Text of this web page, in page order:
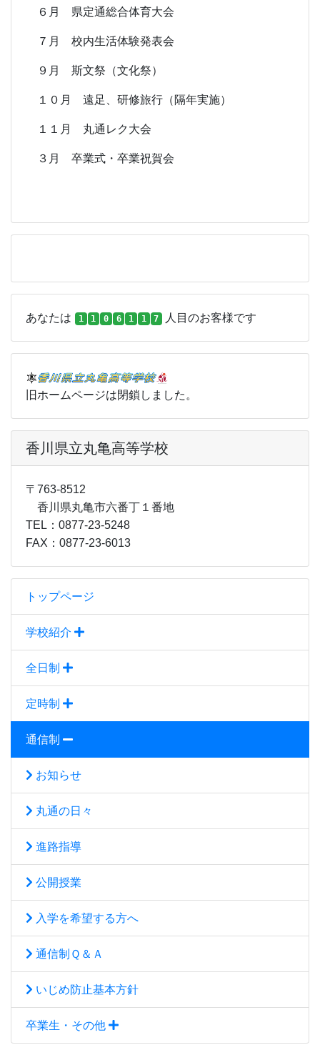
あなたは 1 1 0 6 1 1 7 人目のお客様です
旧ホームページは閉鎖しました。
香川県立丸亀高等学校
〒763-8512
香川県丸亀市六番丁１番地
TEL：0877-23-5248
FAX：0877-23-6013
トップページ
学校紹介
全日制
定時制
通信制
お知らせ
丸通の日々
進路指導
公開授業
入学を希望する方へ
通信制Ｑ＆Ａ
いじめ防止基本方針
卒業生・その他
６月 県定通総合体育大会
７月 校内生活体験発表会
９月 斯文祭（文化祭）
１０月 遠足、研修旅行（隔年実施）
１１月 丸通レク大会
３月 卒業式・卒業祝賀会